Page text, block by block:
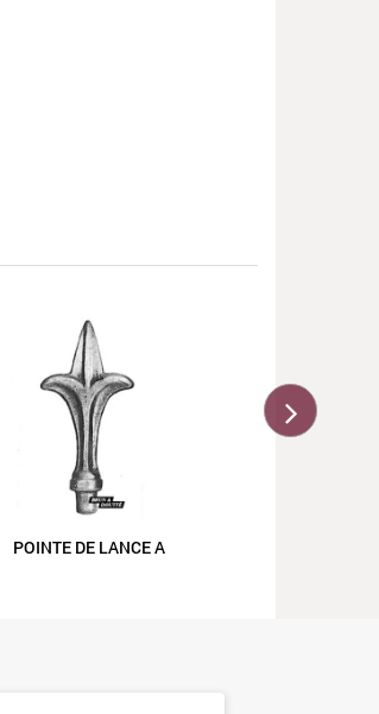
POINTE DE LANCE A